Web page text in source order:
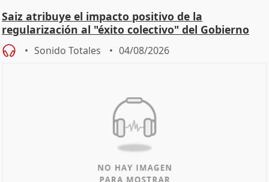
Saiz atribuye el impacto positivo de la
regularización al "éxito colectivo" del Gobierno
Sonido Totales 04/08/2026